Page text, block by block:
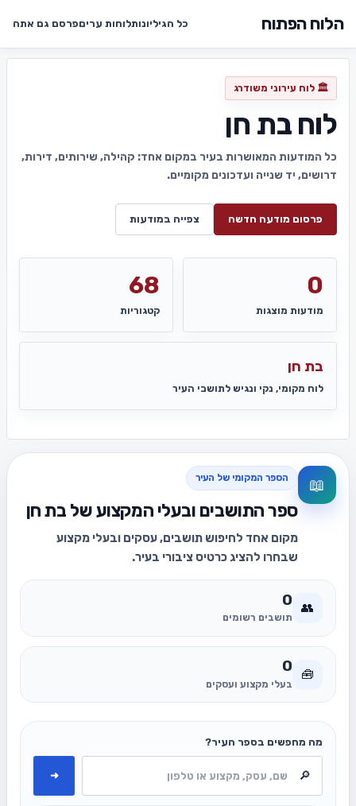
הלוח הפתוח כל הגיליונותלוחות עריםפרסם גם אתה
🏛️ לוח עירוני משודרג
לוח בת חן
כל המודעות המאושרות בעיר במקום אחד: קהילה, שירותים, דירות,
דרושים, יד שנייה ועדכונים מקומיים.
פרסום מודעה חדשה צפייה במודעות
0
מודעות מוצגות
68
קטגוריות
בת חן
לוח מקומי, נקי ונגיש לתושבי העיר
📖 הספר המקומי של העיר
ספר התושבים ובעלי המקצוע של בת חן
מקום אחד לחיפוש תושבים, עסקים ובעלי מקצוע
שבחרו להציג כרטיס ציבורי בעיר.
👥
0
תושבים רשומים
🧰
0
בעלי מקצוע ועסקים
מה מחפשים בספר העיר?
➜